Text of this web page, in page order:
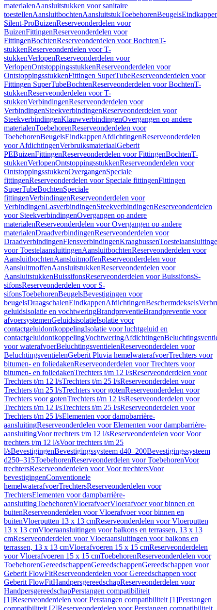
materialenAansluitstukken voor sanitaire
toestellenAansluitbochtenAansluitstukToebehorenBeugels
Silent-ProBuizenReserveonderdelen voor
BuizenFittingenReserveonderdelen voor
FittingenBochtenReserveonderdelen voor BochtenT-
stukkenReserveonderdelen voor T-
stukkenVerlopenReserveonderdelen voor
VerlopenOntstoppingsstukkenReserveonderdelen voor
OntstoppingsstukkenFittingen SuperTubeReserveonderdelen voor
Fittingen SuperTubeBochtenReserveonderdelen voor BochtenT-
stukkenReserveonderdelen voor T-
stukkenVerbindingenReserveonderdelen voor
VerbindingenSteekverbindingenReserveonderdelen voor
SteekverbindingenKlauwverbindingenOvergangen op andere
materialenToebehorenReserveonderdelen voor
ToebehorenBeugelsEindkappenAfdichtingenReserveonderdelen
voor AfdichtingenVerbruiksmateriaalGeberit
PEBuizenFittingenReserveonderdelen voor FittingenBochtenT-
stukkenVerlopenOntstoppingsstukkenReserveonderdelen voor
OntstoppingsstukkenOvergangenSpeciale
fittingenReserveonderdelen voor Speciale fittingenFittingen
SuperTubeBochtenSpeciale
fittingenVerbindingenReserveonderdelen voor
VerbindingenLasverbindingenSteekverbindingenReserveonderdelen
voor SteekverbindingenOvergangen op andere
materialenReserveonderdelen voor Overgangen op andere
materialenDraadverbindingenReserveonderdelen voor
DraadverbindingenFlensverbindingenKraagbussen
voor ToestelaansluitingenAansluitbochtenReserveonderdelen voor
AansluitbochtenAansluitmoffenReserveonderdelen voor
AansluitmoffenAansluitstukkenReserveonderdelen voor
AansluitstukkenBuissifonsReserveonderdelen voor BuissifonsS-
sifonsReserveonderdelen voor S-
sifonsToebehorenBeugelsBevestigingen voor
beugelsDraagschalenEindkappenAfdichtingenBeschermdeksels
geluidsisolatie en vochtweringBrandpreventieBrandpreventie voor
afvoersystemenGeluidsisolatieIsolatie voor
contactgeluidontkoppelingIsolatie voor luchtgeluid en
contactgeluidontkoppelingVochtweringAfdichtingen
voor waterafvoerBeluchtingsventielenReserveonderdelen voor
BeluchtingsventielenGeberit Pluvia hemelwaterafvoerTrechters voor
bitumen- en foliedakenReserveonderdelen voor Trechters voor
bitumen- en foliedakenTrechters t/m 12 l/sReserveonderdelen voor
Trechters t/m 12 l/sTrechters t/m 25 l/sReserveonderdelen voor
Trechters t/m 25 l/sTrechters voor gotenReserveonderdelen voor
Trechters voor gotenTrechters t/m 12 l/sReserveonderdelen voor
Trechters t/m 12 l/sTrechters t/m 25 l/sReserveonderdelen voor
Trechters t/m 25 l/sElementen voor dampbarrière-
aansluitingReserveonderdelen voor Elementen voor dampbarrière-
aansluitingVoor trechters t/m 12 l/sReserveonderdelen voor Voor
trechters t/m 12 l/sVoor trechters t/m 25
l/sBevestigingenBevestigingssysteem d40–200Bevestigingssysteem
d250–315ToebehorenReserveonderdelen voor ToebehorenVoor
trechtersReserveonderdelen voor Voor trechtersVoor
bevestigingenConventionele
hemelwaterafvoerTrechtersReserveonderdelen voor
TrechtersElementen voor dampbarrière-
aansluitingToebehorenVloerafvoerVloerafvoer voor binnen en
buitenReserveonderdelen voor Vloerafvoer voor binnen en
buitenVloerputten 13 x 13 cmReserveonderdelen voor Vloerputten
13 x 13 cmVloeraansluitingen voor balkons en terrassen, 13 x 13
cmReserveonderdelen voor Vloeraansluitingen voor balkons en
terrassen, 13 x 13 cmVloerafvoeren 15 x 15 cmReserveonderdelen
voor Vloerafvoeren 15 x 15 cmToebehorenReserveonderdelen voor
ToebehorenGereedschappenGereedschappenGereedschappen voor
Geberit FlowFitReserveonderdelen voor Gereedschappen voor
Geberit FlowFitHandpersgereedschapReserveonderdelen voor
HandpersgereedschapPerstangen compatibiliteit
[1]Reserveonderdelen voor Perstangen compatibiliteit [1]Perstangen
compatibiliteit [2]Reserveonderdelen voor Perstangen compatibiliteit